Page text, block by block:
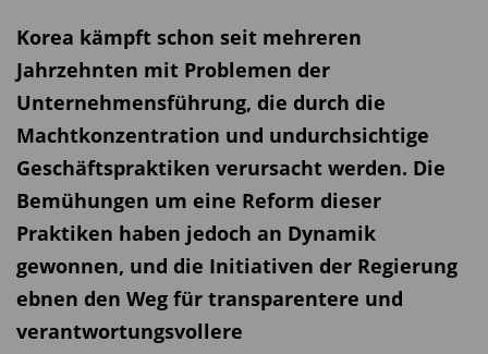
Korea kämpft schon seit mehreren
Jahrzehnten mit Problemen der
Unternehmensführung, die durch die
Machtkonzentration und undurchsichtige
Geschäftspraktiken verursacht werden. Die
Bemühungen um eine Reform dieser
Praktiken haben jedoch an Dynamik
gewonnen, und die Initiativen der Regierung
ebnen den Weg für transparentere und
verantwortungsvollere